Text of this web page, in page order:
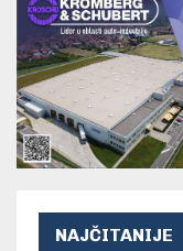
NAJČITANIJE